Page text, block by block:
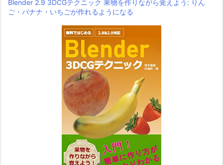
Blender 2.9 3DCGテクニック 果物を作りながら覚えよう: りん
ご・バナナ・いちごが作れるようになる